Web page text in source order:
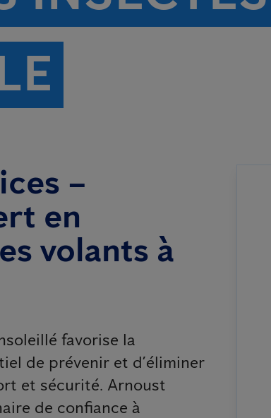
–
en
volants à
favorise la
de prévenir et d’éliminer
et sécurité. Arnoust
de confiance à